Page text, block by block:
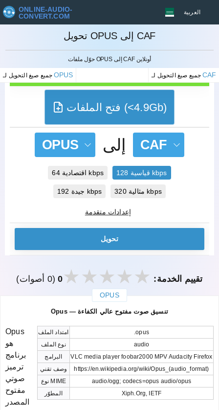
ONLINE-AUDIO-
CONVERT.COM
العربية
تحويل OPUS إلى CAF
حوّل ملفات OPUS إلى CAF أونلاين
جميع صيغ التحويل لـOPUS جميع صيغ التحويل لـCAF
إلغاء
فتح الملفات (<4.9Gb)
OPUS إلى CAF
اقتصادية 64 kbps قياسية 128 kbps
جيدة 192 kbps مثالية 320 kbps
إعدادات متقدمة
تحويل
تقييم الخدمة: 0(0 أصوات)
OPUS
Opus — تنسيق صوت مفتوح عالي الكفاءة
امتداد الملف
.opus
نوع الملف
audio
البرامج
VLC media player foobar2000 MPV Audacity Firefox
وصف تقني
https://en.wikipedia.org/wiki/Opus_(audio_format)
نوع MIME
audio/ogg; codecs=opus audio/opus
المطوّر
Xiph.Org, IETF
Opus
هو
برنامج
ترميز
صوتي
مفتوح
المصدر